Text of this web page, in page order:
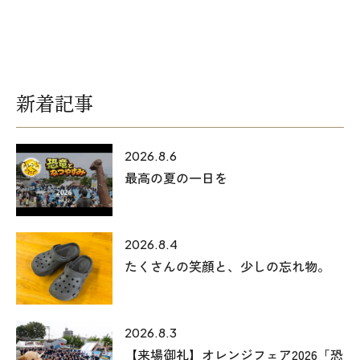
新着記事
2026.8.6
最高の夏の一日を
2026.8.4
たくさんの笑顔と、少しの忘れ物。
2026.8.3
【来場御礼】オレンジフェア2026「恐